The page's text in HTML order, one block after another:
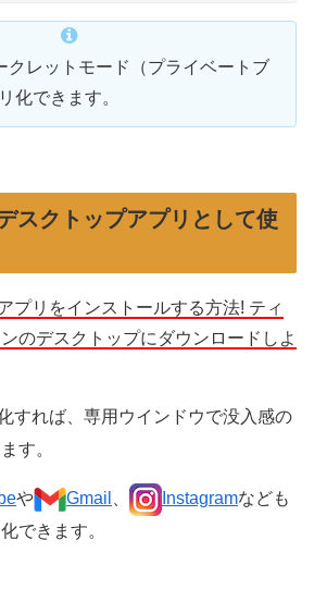
クレットモード（プライベートブ
化できます。
スクトップアプリとして使
プリをインストールする方法! ティ
のデスクトップにダウンロードしよ
すれば、専用ウインドウで没入感の
す。
や Gmail Instagramなども
できます。